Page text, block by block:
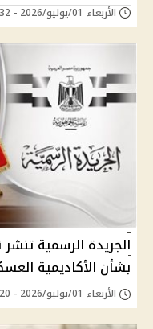
الأربعاء 01/يوليو/2026 - 04:32 م
الجريدة الرسمية
بشأن الأكاديمية
الأربعاء 01/يوليو/2026 - 03:20 م